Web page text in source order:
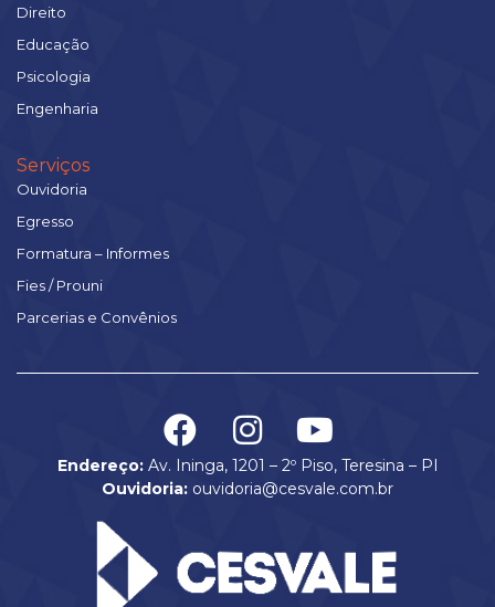
Direito
Educação
Psicologia
Engenharia
Serviços
Ouvidoria
Egresso
Formatura – Informes
Fies / Prouni
Parcerias e Convênios
Endereço:Av. Ininga, 1201 – 2º Piso, Teresina – PI
Ouvidoria: ouvidoria@cesvale.com.br